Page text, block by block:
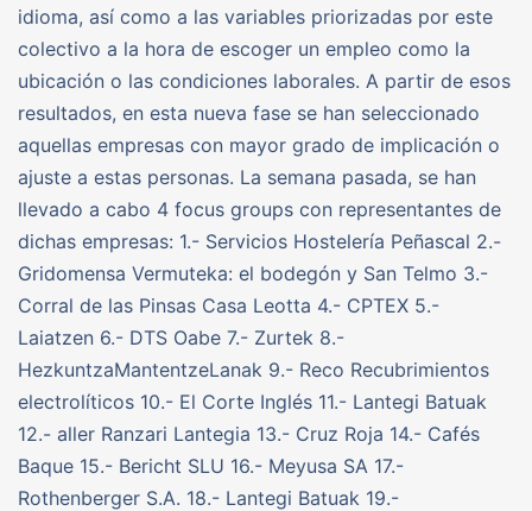
idioma, así como a las variables priorizadas por este
colectivo a la hora de escoger un empleo como la
ubicación o las condiciones laborales. A partir de esos
resultados, en esta nueva fase se han seleccionado
aquellas empresas con mayor grado de implicación o
ajuste a estas personas. La semana pasada, se han
llevado a cabo 4 focus groups con representantes de
dichas empresas: 1.- Servicios Hostelería Peñascal 2.-
Gridomensa Vermuteka: el bodegón y San Telmo 3.-
Corral de las Pinsas Casa Leotta 4.- CPTEX 5.-
Laiatzen 6.- DTS Oabe 7.- Zurtek 8.-
HezkuntzaMantentzeLanak 9.- Reco Recubrimientos
electrolíticos 10.- El Corte Inglés 11.- Lantegi Batuak
12.- aller Ranzari Lantegia 13.- Cruz Roja 14.- Cafés
Baque 15.- Bericht SLU 16.- Meyusa SA 17.-
Rothenberger S.A. 18.- Lantegi Batuak 19.-